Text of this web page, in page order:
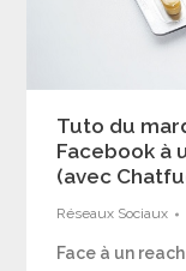
Tuto du
Facebook à
(avec
Réseaux Sociaux
Face à un